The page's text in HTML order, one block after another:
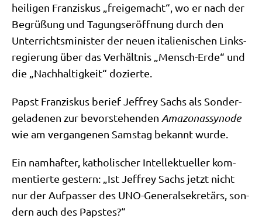
hei­li­gen Fran­zis­kus „frei­ge­macht“, wo er nach der
Begrü­ßung und Tagungs­er­öff­nung durch den
Unter­richts­mi­ni­ster der neu­en ita­lie­ni­schen Links­
re­gie­rung über das Ver­hält­nis „Mensch-Erde“ und
die „Nach­hal­tig­keit“ dozierte.
Papst Fran­zis­kus berief Jef­frey Sachs als Son­der­
ge­la­de­nen zur bevor­ste­hen­den Ama­zo­nas­syn­ode
wie am ver­gan­ge­nen Sams­tag bekannt wurde.
Ein nam­haf­ter, katho­li­scher Intel­lek­tu­el­ler kom­
men­tier­te gestern: „Ist Jef­frey Sachs jetzt nicht
nur der Auf­pas­ser des UNO-Gene­ral­se­kre­tärs, son­
dern auch des Papstes?“